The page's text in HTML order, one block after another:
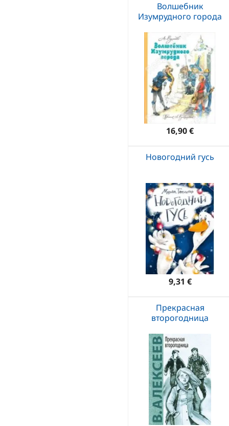
Волшебник
Изумрудного города
16,90 €
Новогодний гусь
9,31 €
Прекрасная
второгодница